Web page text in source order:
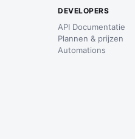
DEVELOPERS
API Documentatie
Plannen & prijzen
Automations